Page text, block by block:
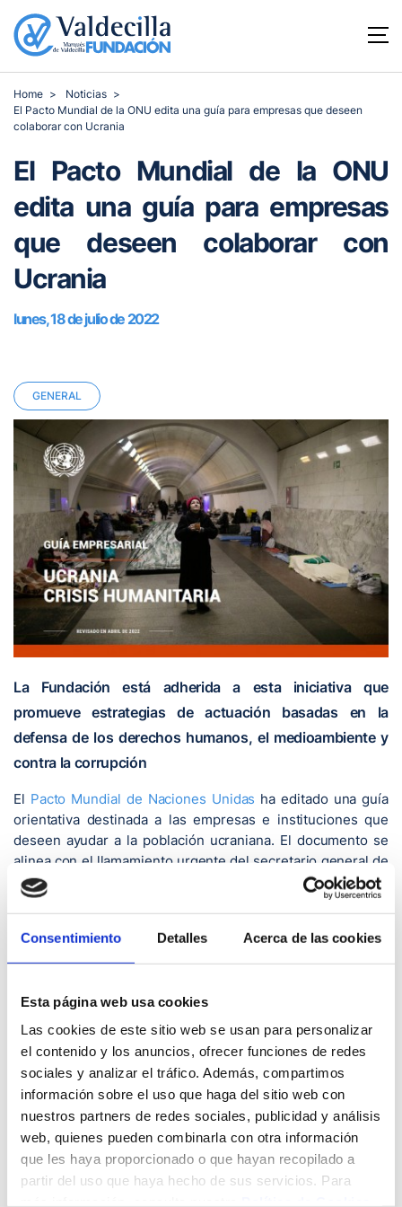
Consentimiento Detalles Acerca de las cookies
Esta página web usa cookies
Las cookies de este sitio web se usan para personalizar
el contenido y los anuncios, ofrecer funciones de redes
sociales y analizar el tráfico. Además, compartimos
información sobre el uso que haga del sitio web con
nuestros partners de redes sociales, publicidad y análisis
web, quienes pueden combinarla con otra información
que les haya proporcionado o que hayan recopilado a
partir del uso que haya hecho de sus servicios. Para
Home
Noticias
El Pacto Mundial de la ONU edita una guía para empresas que deseen
colaborar con Ucrania
El Pacto Mundial de la ONU
edita una guía para empresas
que deseen colaborar con
Ucrania
lunes, 18 de julio de 2022
GENERAL
La Fundación está adherida a esta iniciativa que
promueve estrategias de actuación basadas en la
defensa de los derechos humanos, el medioambiente y
contra la corrupción
El Pacto Mundial de Naciones Unidas ha editado una guía
orientativa destinada a las empresas e instituciones que
deseen ayudar a la población ucraniana. El documento se
alinea con el llamamiento urgente del secretario general de
Naciones Unidas en favor de la población de Ucrania y con
el Plan Regional de Respuesta a los Refugiados y
sistema ONU a nivel internacional en función de la ayuda
que se quiera prestar.
La Fundación Marqués de Valdecilla es miembro del Pacto
enmarca en su labor de RSC (Responsabilidad Social
Corporativa), dada la sintonía con los valores y objetivos
fundamentales que persigue el Pacto Mundial, es decir, el
desarrollo de estrategias empresariales e institucionales
sustentadas en diez principios éticos centrados en la
defensa de los derechos humanos, el medioambiente y en
contra de la corrupción.